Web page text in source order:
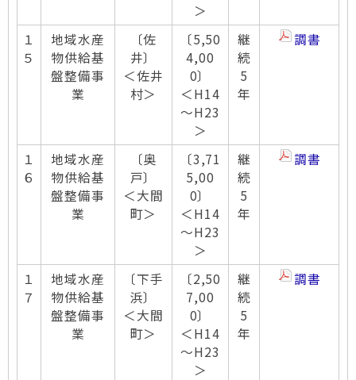
＞
１
５
地域水産
物供給基
盤整備事
業
〔佐
井〕
＜佐井
村＞
〔5,50
4,00
0〕
＜H14
～H23
＞
継
続
5
年
調書
１
６
地域水産
物供給基
盤整備事
業
〔奥
戸〕
＜大間
町＞
〔3,71
5,00
0〕
＜H14
～H23
＞
継
続
5
年
調書
１
７
地域水産
物供給基
盤整備事
業
〔下手
浜〕
＜大間
町＞
〔2,50
7,00
0〕
＜H14
～H23
＞
継
続
5
年
調書